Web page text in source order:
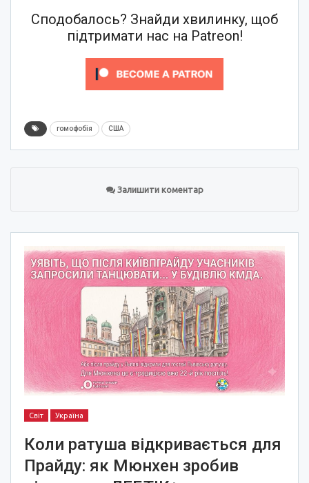
Сподобалось? Знайди хвилинку, щоб
підтримати нас на Patreon!
гомофобія США
Залишити коментар
Світ Україна
Коли ратуша відкривається для
Прайду: як Мюнхен зробив